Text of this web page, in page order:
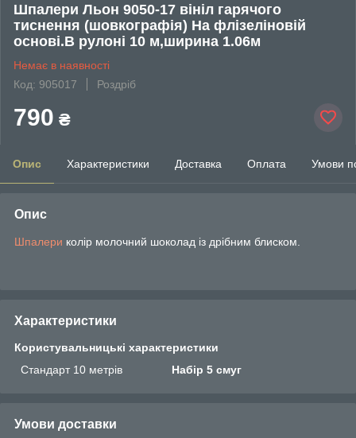
Шпалери Льон 9050-17 вініл гарячого
тиснення (шовкографія) На флізеліновій
основі.В рулоні 10 м,ширина 1.06м
Немає в наявності
Код: 905017
Роздріб
790 ₴
Опис Характеристики Доставка Оплата Умови
Опис
Шпалери колір молочний шоколад із дрібним блиском.
Характеристики
Користувальницькі характеристики
Стандарт 10 метрів
Набір 5 смуг
Умови доставки